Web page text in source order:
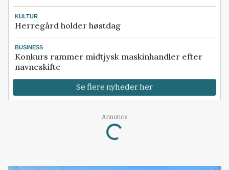
KULTUR
Herregård holder høstdag
BUSINESS
Konkurs rammer midtjysk maskinhandler efter
navneskifte
Se flere nyheder her
Annonce
Loading...